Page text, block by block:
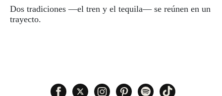
Dos tradiciones —el tren y el tequila— se reúnen en un
trayecto.